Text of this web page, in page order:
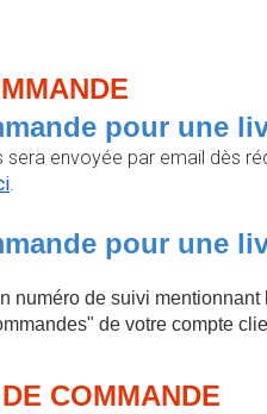
pour une
sera envoyée par email dès
.
pour une
numéro de suivi
de votre compte
COMMANDE